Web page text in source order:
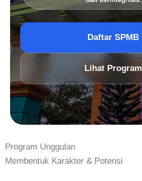
Daftar SPMB
Lihat Program
Program Unggulan
Membentuk Karakter & Potensi